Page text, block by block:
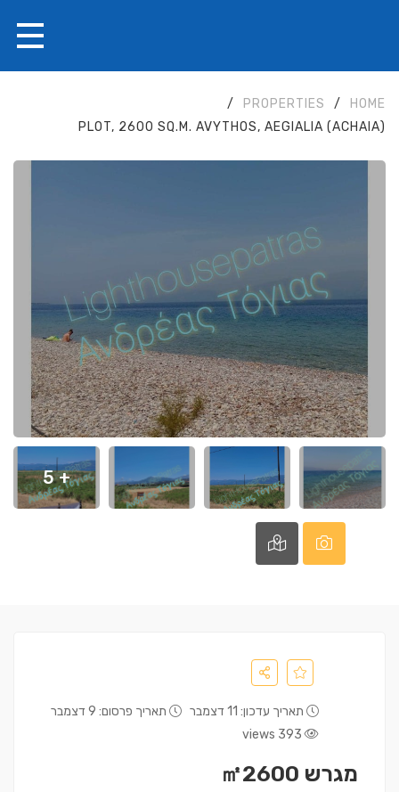
HOME
/
PROPERTIES
/
PLOT, 2600 SQ.M. AVYTHOS, AEGIALIA (ACHAIA)
+ 5
תאריך עדכון: 11 דצמבר
תאריך פרסום: 9 דצמבר
393 views
מגרש ㎡2600